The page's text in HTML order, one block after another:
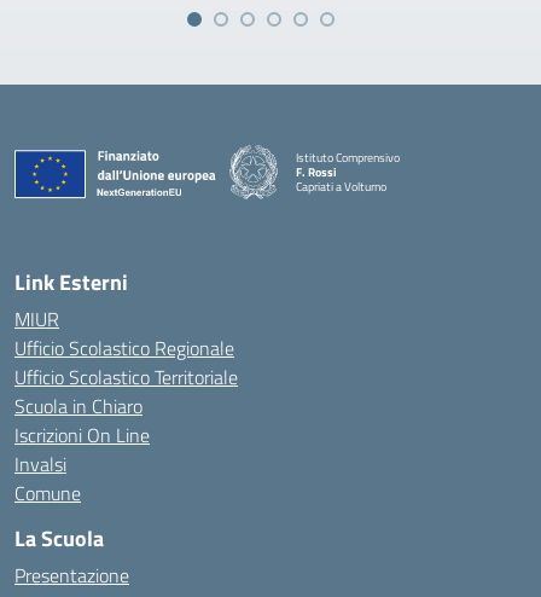
Istituto Comprensivo
F. Rossi
Capriati a Volturno
— Visita la pagina iniziale della scuola
Link Esterni
MIUR
Ufficio Scolastico Regionale
Ufficio Scolastico Territoriale
Scuola in Chiaro
Iscrizioni On Line
Invalsi
Comune
La Scuola
Presentazione